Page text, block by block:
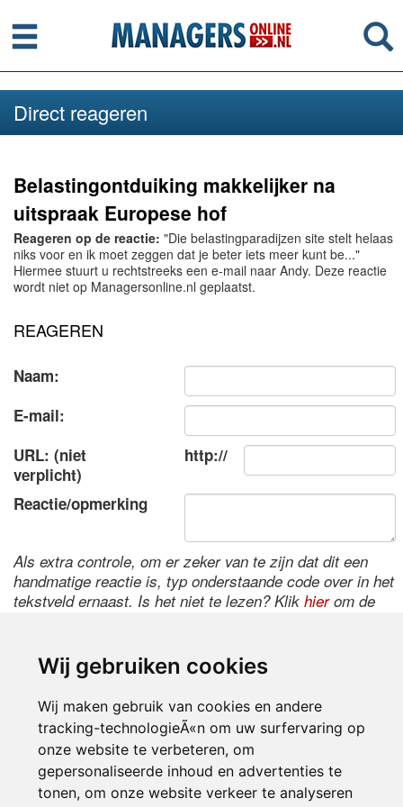
Wij gebruiken cookies
Wij maken gebruik van cookies en andere
tracking-technologieÃ«n om uw surfervaring op
onze website te verbeteren, om
gepersonaliseerde inhoud en advertenties te
tonen, om onze website verkeer te analyseren
Menu
Direct reageren
Belastingontduiking makkelijker na
uitspraak Europese hof
Reageren op de reactie: "Die belastingparadijzen site stelt helaas
niks voor en ik moet zeggen dat je beter iets meer kunt be..."
Hiermee stuurt u rechtstreeks een e-mail naar Andy. Deze reactie
wordt niet op Managersonline.nl geplaatst.
REAGEREN
Naam:
E-mail:
URL: (niet
verplicht)
http://
Reactie/opmerking
Als extra controle, om er zeker van te zijn dat dit een
handmatige reactie is, typ onderstaande code over in het
tekstveld ernaast. Is het niet te lezen? Klik hierom de